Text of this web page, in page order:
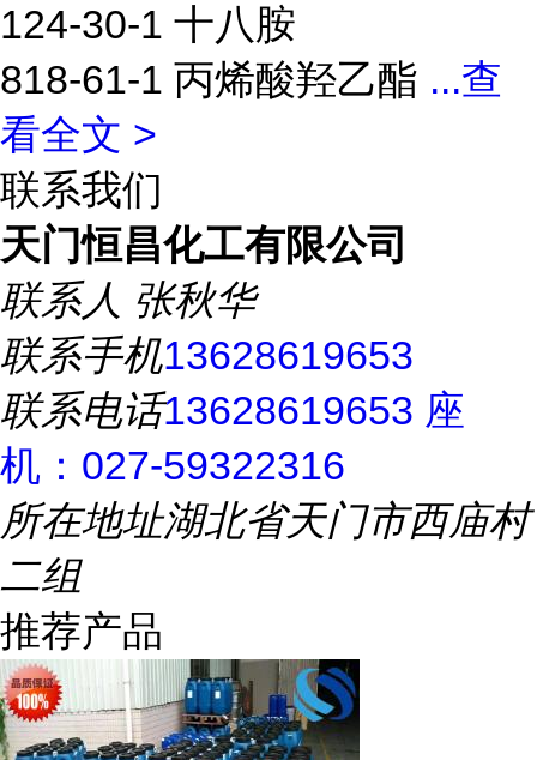
124-30-1 十八胺
818-61-1 丙烯酸羟乙酯 ...查
看全文 >
联系我们
天门恒昌化工有限公司
联系人 张秋华
联系手机13628619653
联系电话13628619653 座
机：027-59322316
所在地址湖北省天门市西庙村
二组
推荐产品